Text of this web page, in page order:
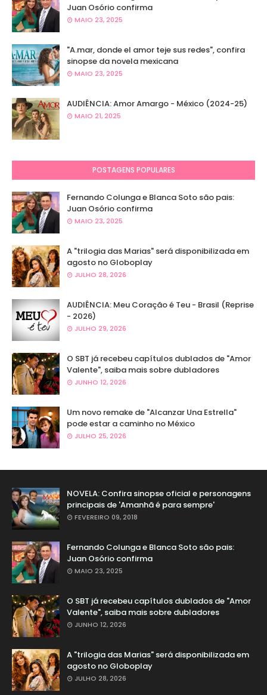
Juan Osório confirma
MAIO 23, 2025
"A.mar, donde el amor teje sus redes", confira
sinopse da novela mexicana
MAIO 23, 2025
AUDIÊNCIA: Amor Amargo - México (2024-25)
MAIO 21, 2025
POSTAGENS POPULARES
Fernando Colunga e Blanca Soto são pais:
Juan Osório confirma
MAIO 23, 2025
A "trilogia das Marias" será disponibilizada em
agosto no Globoplay
JULHO 28, 2026
AUDIÊNCIA: Meu Coração é Teu - Brasil (Reprise
- 2026)
JULHO 29, 2026
O SBT já recebeu capítulos dublados de "Amor
Valente", saiba mais sobre dubladores
JUNHO 12, 2026
Um novo remake de "Alcanzar Una Estrella"
pode estar a caminho no México
JULHO 25, 2026
NOVELA: Confira sinopse oficial e personagens
principais de 'Amanhã é para sempre'
FEVEREIRO 09, 2018
Fernando Colunga e Blanca Soto são pais:
Juan Osório confirma
MAIO 23, 2025
O SBT já recebeu capítulos dublados de "Amor
Valente", saiba mais sobre dubladores
JUNHO 12, 2026
A "trilogia das Marias" será disponibilizada em
agosto no Globoplay
JULHO 28, 2026